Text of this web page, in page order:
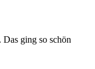
ging so schön